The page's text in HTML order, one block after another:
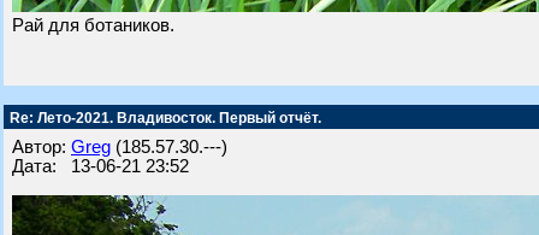
Рай для ботаников.
Re: Лето-2021. Владивосток. Первый отчёт.
Автор: Greg (185.57.30.---)
Дата: 13-06-21 23:52